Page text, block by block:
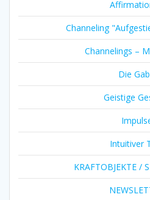
Channeling
Channelings –
Die
Geistige
Intuitiver
KRAFTOBJEKTE /